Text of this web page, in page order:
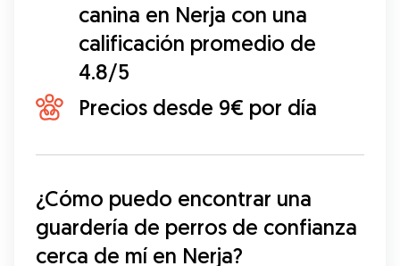
canina en Nerja con una
calificación promedio de
4.8/5
Precios desde 9€ por día
¿Cómo puedo encontrar una
guardería de perros de confianza
cerca de mí en Nerja?